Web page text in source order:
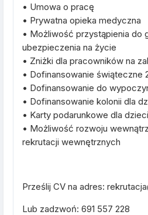
• Umowa o pracę
• Prywatna opieka medyczna
• Możliwość przystąpienia do
ubezpieczenia na życie
• Zniżki dla pracowników na
• Dofinansowanie świąteczne
• Dofinansowanie do
• Dofinansowanie kolonii dla
• Karty podarunkowe dla
• Możliwość rozwoju
rekrutacji wewnętrznych
Prześlij CV na adres:
Lub zadzwoń: 691 557 228